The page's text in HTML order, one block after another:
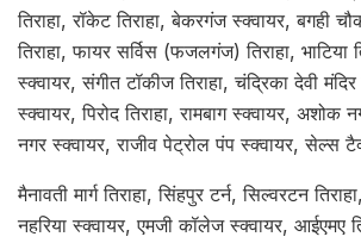
तिराहा, रॉकेट तिराहा, बेकरगंज स्क्वायर, बगही
तिराहा, फायर सर्विस (फजलगंज) तिराहा, भाटिया
स्क्वायर, संगीत टॉकीज तिराहा, चंद्रिका देवी
स्क्वायर, पिरोद तिराहा, रामबाग स्क्वायर, अशोक
नगर स्क्वायर, राजीव पेट्रोल पंप स्क्वायर, सेल्स
मैनावती मार्ग तिराहा, सिंहपुर टर्न, सिल्वरटन
नहरिया स्क्वायर, एमजी कॉलेज स्क्वायर, आईएमए